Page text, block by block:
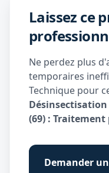
Laissez ce
Ne perdez plus
temporaires
Technique pour
(69) :
Demander